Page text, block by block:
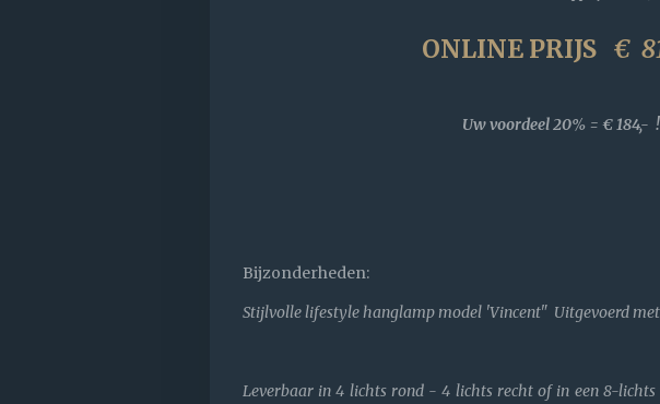
ONLINE PRIJS €
Uw voordeel 20% = € 184,- !
Bijzonderheden:
Stijlvolle lifestyle hanglamp model 'Vincent" Uitgevoerd
Leverbaar in 4 lichts rond - 4 lichts recht of in een 8-lichts